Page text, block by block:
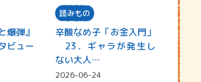
爆弾』
ビュー
読みもの
辛酸なめ子「お金入門」
23．ギャラが発生し
ない大人…
2026-06-24